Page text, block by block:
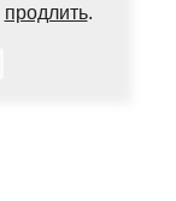
продлить.